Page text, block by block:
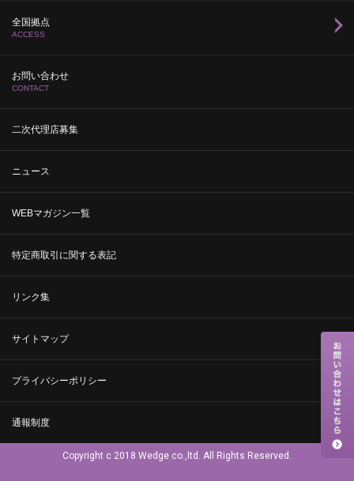
全国拠点
ACCESS
お問い合わせ
CONTACT
二次代理店募集
ニュース
WEBマガジン一覧
特定商取引に関する表記
リンク集
サイトマップ
プライバシーポリシー
通報制度
Copyright c 2018 Wedge co.,ltd. All Rights Reserved.